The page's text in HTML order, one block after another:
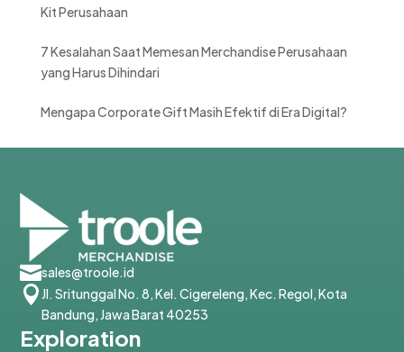
Kit Perusahaan
7 Kesalahan Saat Memesan Merchandise Perusahaan
yang Harus Dihindari
Mengapa Corporate Gift Masih Efektif di Era Digital?
sales@troole.id
Jl. Sritunggal No. 8, Kel. Cigereleng, Kec. Regol, Kota
Bandung, Jawa Barat 40253
Exploration